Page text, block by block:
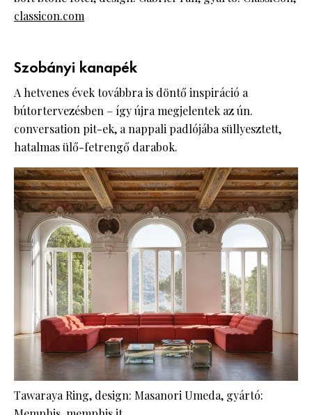
classicon.com
Szobányi kanapék
A hetvenes évek továbbra is döntő inspiráció a
bútortervezésben – így újra megjelentek az ún.
conversation pit-ek, a nappali padlójába süllyesztett,
hatalmas ülő-fetrengő darabok.
Tawaraya Ring, design: Masanori Umeda, gyártó: